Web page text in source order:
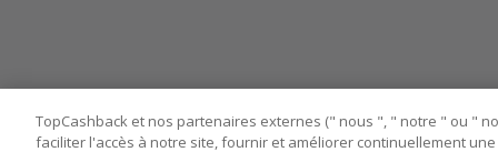
TopCashback et nos partenaires externes (" nous ", " notre " ou "
faciliter l'accès à notre site, fournir et améliorer continuellement